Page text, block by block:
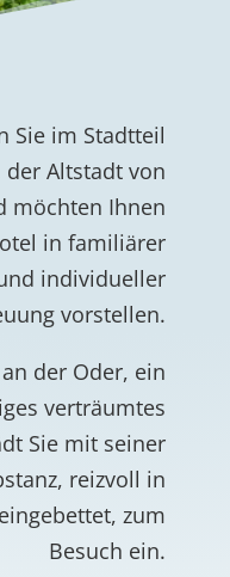
Sie im Stadtteil
der Altstadt von
möchten Ihnen
in familiärer
individueller
vorstellen.
der Oder, ein
verträumtes
Sie mit seiner
reizvoll in
zum
Besuch ein.